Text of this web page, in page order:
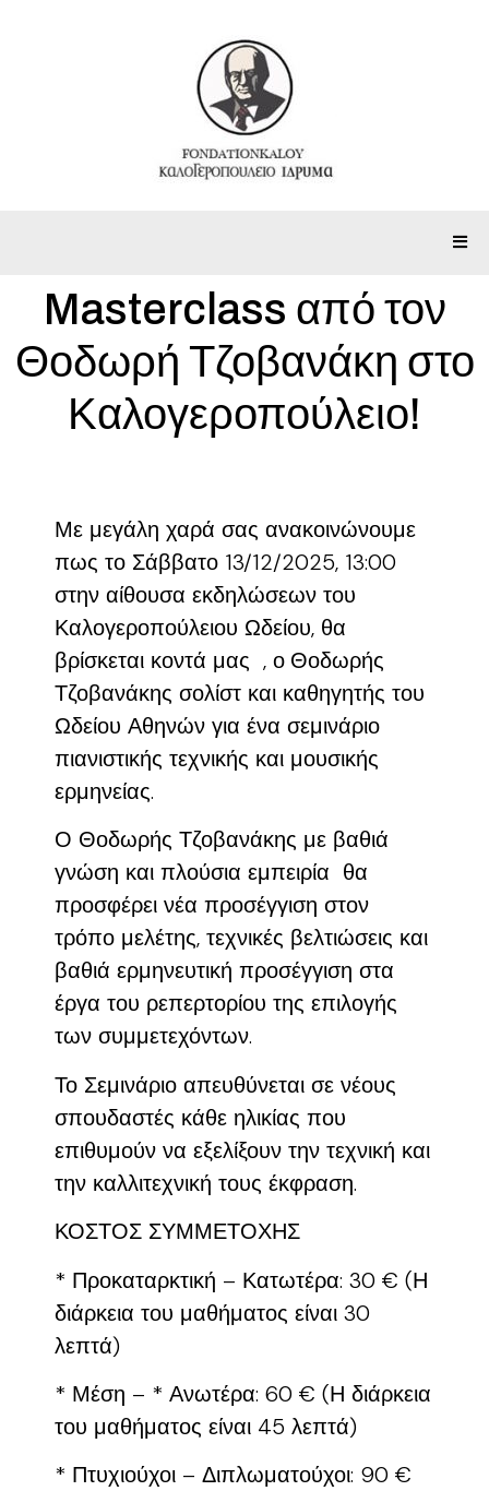
Masterclass από τον
Θοδωρή Τζοβανάκη στο
Καλογεροπούλειο!
Με μεγάλη χαρά σας ανακοινώνουμε
πως το Σάββατο 13/12/2025, 13:00
στην αίθουσα εκδηλώσεων του
Καλογεροπούλειου Ωδείου, θα
βρίσκεται κοντά μας , ο Θοδωρής
Τζοβανάκης σολίστ και καθηγητής του
Ωδείου Αθηνών για ένα σεμινάριο
πιανιστικής τεχνικής και μουσικής
ερμηνείας.
Ο Θοδωρής Τζοβανάκης με βαθιά
γνώση και πλούσια εμπειρία θα
προσφέρει νέα προσέγγιση στον
τρόπο μελέτης, τεχνικές βελτιώσεις και
βαθιά ερμηνευτική προσέγγιση στα
έργα του ρεπερτορίου της επιλογής
των συμμετεχόντων.
Το Σεμινάριο απευθύνεται σε νέους
σπουδαστές κάθε ηλικίας που
επιθυμούν να εξελίξουν την τεχνική και
την καλλιτεχνική τους έκφραση.
ΚΟΣΤΟΣ ΣΥΜΜΕΤΟΧΗΣ
* Προκαταρκτική – Κατωτέρα: 30 € (Η
διάρκεια του μαθήματος είναι 30
λεπτά)
* Μέση – * Ανωτέρα: 60 € (Η διάρκεια
του μαθήματος είναι 45 λεπτά)
* Πτυχιούχοι – Διπλωματούχοι: 90 €